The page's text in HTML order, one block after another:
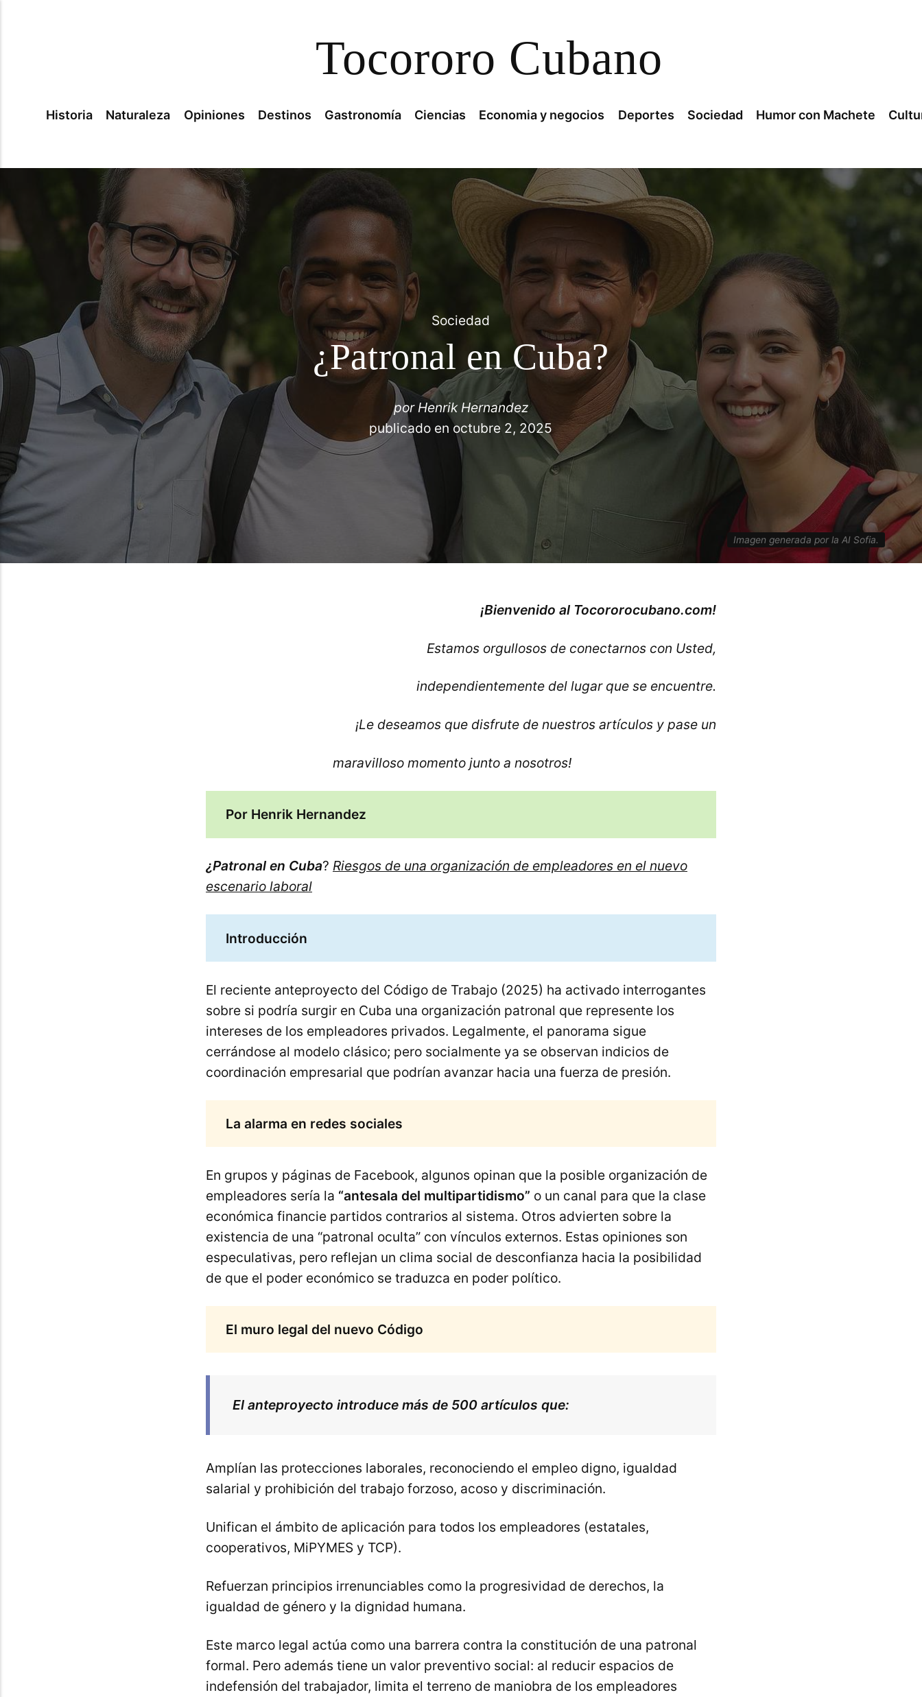
Tocororo Cubano
Historia Naturaleza Opiniones Destinos Gastronomía Ciencias Economia y negocios Deportes Sociedad Humor con Machete
Sociedad
¿Patronal en Cuba?
porHenrik Hernandez
publicado en octubre 2, 2025
Imagen generada por la AI Sofia.
¡Bienvenido al Tocororocubano.com!
Estamos orgullosos de conectarnos con Usted,
independientemente del lugar que se encuentre.
¡Le deseamos que disfrute de nuestros artículos y pase un
maravilloso momento junto a nosotros!
Por Henrik Hernandez
¿Patronal en Cuba? Riesgos de una organización de empleadores en el nuevo
escenario laboral
Introducción
El reciente anteproyecto del Código de Trabajo (2025) ha activado interrogantes
sobre si podría surgir en Cuba una organización patronal que represente los
intereses de los empleadores privados. Legalmente, el panorama sigue
cerrándose al modelo clásico; pero socialmente ya se observan indicios de
coordinación empresarial que podrían avanzar hacia una fuerza de presión.
La alarma en redes sociales
En grupos y páginas de Facebook, algunos opinan que la posible organización de
empleadores sería la “antesala del multipartidismo” o un canal para que la clase
económica financie partidos contrarios al sistema. Otros advierten sobre la
existencia de una “patronal oculta” con vínculos externos. Estas opiniones son
especulativas, pero reflejan un clima social de desconfianza hacia la posibilidad
de que el poder económico se traduzca en poder político.
El muro legal del nuevo Código
El anteproyecto introduce más de 500 artículos que:
Amplían las protecciones laborales, reconociendo el empleo digno, igualdad
salarial y prohibición del trabajo forzoso, acoso y discriminación.
Unifican el ámbito de aplicación para todos los empleadores (estatales,
cooperativos, MiPYMES y TCP).
Refuerzan principios irrenunciables como la progresividad de derechos, la
igualdad de género y la dignidad humana.
Este marco legal actúa como una barrera contra la constitución de una patronal
formal. Pero además tiene un valor preventivo social: al reducir espacios de
indefensión del trabajador, limita el terreno de maniobra de los empleadores